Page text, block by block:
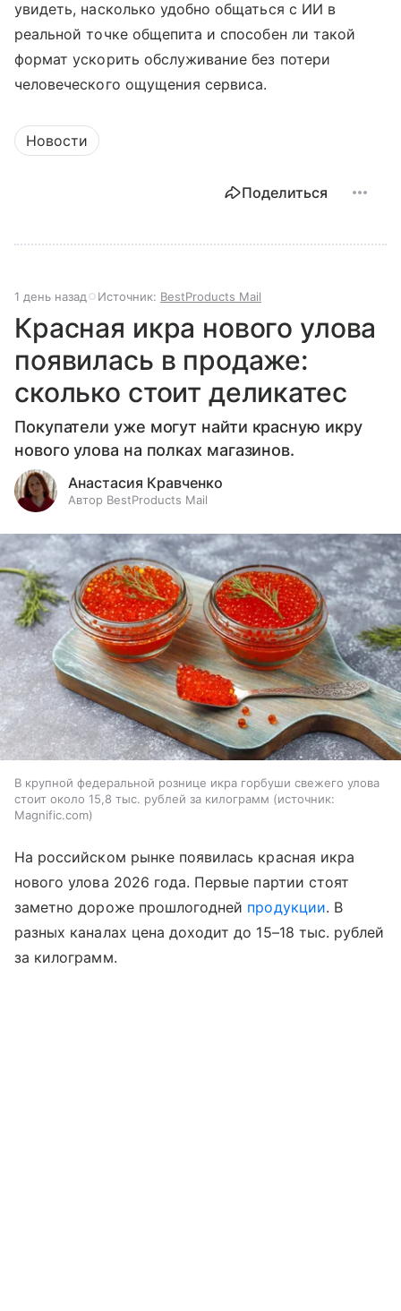
увидеть, насколько удобно общаться с ИИ в
реальной точке общепита и способен ли такой
формат ускорить обслуживание без потери
человеческого ощущения сервиса.
Новости
Поделиться
1 день назад Источник: BestProducts Mail
Красная икра нового улова
появилась в продаже:
сколько стоит деликатес
Покупатели уже могут найти красную икру
нового улова на полках магазинов.
Анастасия Кравченко
Автор BestProducts Mail
В крупной федеральной рознице икра горбуши свежего улова
стоит около 15,8 тыс. рублей за килограмм
источник:
Magnific.com
На российском рынке появилась красная икра
нового улова 2026 года. Первые партии стоят
заметно дороже прошлогодней продукции. В
разных каналах цена доходит до 15–18 тыс. рублей
за килограмм.